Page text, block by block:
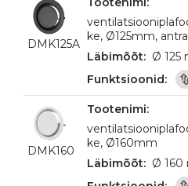
DMK125A
ke, Ø125mm,
Ø 125
DMK160
ke, Ø160mm
Ø 160